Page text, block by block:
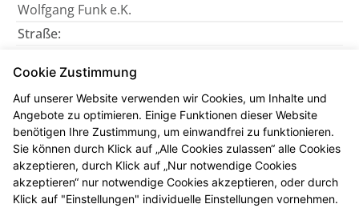
Wolfgang Funk e.K.
Straße:
PLZ/Ort:
86156 Augsburg
Telefon:
0821 444 09 345
Fax:
+49 (821) 44409342
Cookie Zustimmung
Auf unserer Website verwenden wir Cookies, um Inhalte und
Angebote zu optimieren. Einige Funktionen dieser Website
benötigen Ihre Zustimmung, um einwandfrei zu funktionieren.
Sie können durch Klick auf „Alle Cookies zulassen“ alle Cookies
akzeptieren, durch Klick auf „Nur notwendige Cookies
akzeptieren“ nur notwendige Cookies akzeptieren, oder durch
Klick auf "Einstellungen" individuelle Einstellungen vornehmen.